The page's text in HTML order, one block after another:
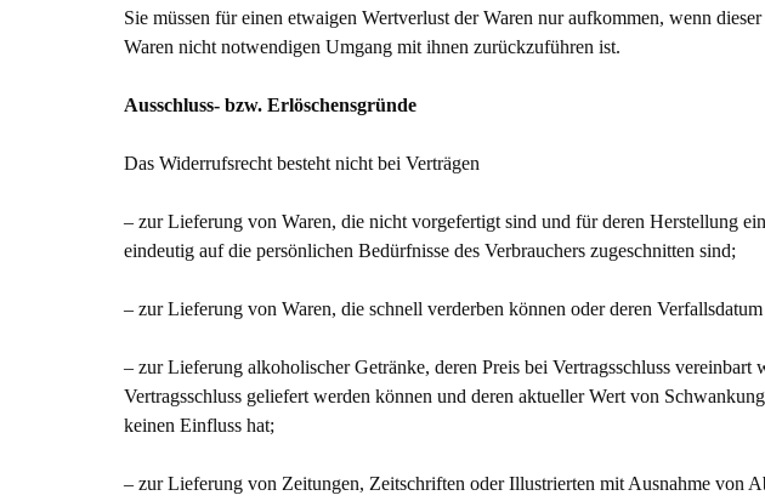
Sie müssen für einen etwaigen Wertverlust der Waren nur aufkommen, wenn
Waren nicht notwendigen Umgang mit ihnen zurückzuführen ist.
Ausschluss- bzw. Erlöschensgründe
Das Widerrufsrecht besteht nicht bei Verträgen
– zur Lieferung von Waren, die nicht vorgefertigt sind und für deren Herstellung
eindeutig auf die persönlichen Bedürfnisse des Verbrauchers zugeschnitten sind;
– zur Lieferung von Waren, die schnell verderben können oder deren
– zur Lieferung alkoholischer Getränke, deren Preis bei Vertragsschluss vereinbart
Vertragsschluss geliefert werden können und deren aktueller Wert von
keinen Einfluss hat;
– zur Lieferung von Zeitungen, Zeitschriften oder Illustrierten mit Ausnahme von